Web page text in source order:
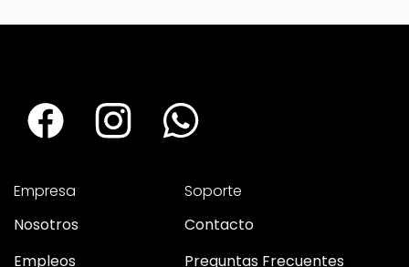
Empresa
Nosotros
Empleos
Soporte
Contacto
Preguntas Frecuentes